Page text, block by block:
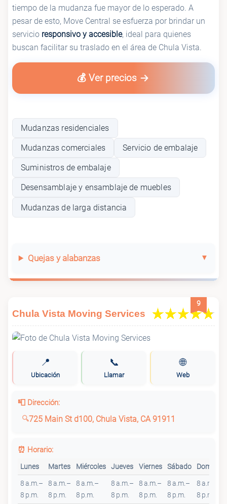
tiempo de la mudanza fue mayor de lo esperado. A
pesar de esto, Move Central se esfuerza por brindar un
servicio responsivo y accesible, ideal para quienes
buscan facilitar su traslado en el área de Chula Vista.
💰 Ver precios
Mudanzas residenciales
Mudanzas comerciales Servicio de embalaje
Suministros de embalaje
Desensamblaje y ensamblaje de muebles
Mudanzas de larga distancia
Quejas y alabanzas
9
Chula Vista Moving Services
📍
Ubicación
📞
Llamar
🌐
Web
📮 Dirección:
725 Main St d100, Chula Vista, CA 91911
⏰ Horario:
Lunes Martes Miércoles Jueves Viernes Sábado Domingo
8 a.m.–
8 p.m.
8 a.m.–
8 p.m.
8 a.m.–
8 p.m.
8 a.m.–
8 p.m.
8 a.m.–
8 p.m.
8 a.m.–
8 p.m.
8 a.m.–
8 p.m.